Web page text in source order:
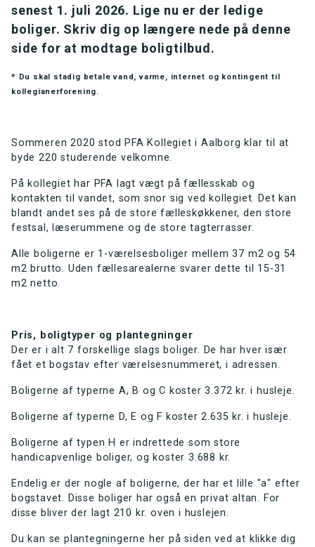
senest 1. juli 2026. Lige nu er der ledige
boliger. Skriv dig op længere nede på denne
side for at modtage boligtilbud.
* Du skal stadig betale vand, varme, internet og kontingent til
kollegianerforening.
Sommeren 2020 stod PFA Kollegiet i Aalborg klar til at
byde 220 studerende velkomne.
På kollegiet har PFA lagt vægt på fællesskab og
kontakten til vandet, som snor sig ved kollegiet. Det kan
blandt andet ses på de store fælleskøkkener, den store
festsal, læserummene og de store tagterrasser.
Alle boligerne er 1-værelsesboliger mellem 37 m2 og 54
m2 brutto. Uden fællesarealerne svarer dette til 15-31
m2 netto.
Pris, boligtyper og plantegninger
Der er i alt 7 forskellige slags boliger. De har hver især
fået et bogstav efter værelsesnummeret, i adressen.
Boligerne af typerne A, B og C koster 3.372 kr. i husleje.
Boligerne af typerne D, E og F koster 2.635 kr. i husleje.
Boligerne af typen H er indrettede som store
handicapvenlige boliger, og koster 3.688 kr.
Endelig er der nogle af boligerne, der har et lille "a" efter
bogstavet. Disse boliger har også en privat altan. For
disse bliver der lagt 210 kr. oven i huslejen.
Du kan se plantegningerne her på siden ved at klikke dig